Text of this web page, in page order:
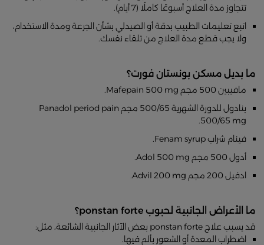
تتجاوز مدة العلاج أسبوعًا كاملًا (7 أيام).
اتبع تعليمات الطبيب بدقة أو الصيدلي بشأن الجرعة ومدة الاستخدام،
ولا يجب قطع مدة العلاج من تلقاء نفسك.
ما بديل مسكن بونستان فورت؟
مافيبين 500 مجم Mafepain 500 mg.
بنادول للدورة الشهرية 500/65 مجم Panadol period pain
500/65 mg.
فينام شراب Fenam syrup.
أدول 500 مجم Adol 500 mg.
ادفيل 200 مجم Advil 200 mg.
ما الأعراض الجانبية لحبوب ponstan forte؟
قد يسبب علاج ponstan forte بعض الآثار الجانبية الشائعة، مثل:
اضطراب المعدة أو الشعور بألم فيها.